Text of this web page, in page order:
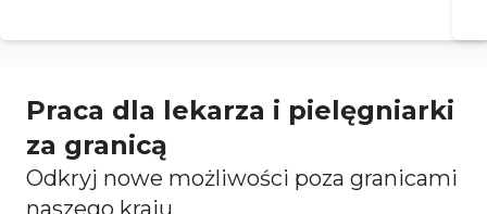
Praca dla lekarza i pielęgniarki
za granicą
Odkryj nowe możliwości poza granicami
naszego kraju